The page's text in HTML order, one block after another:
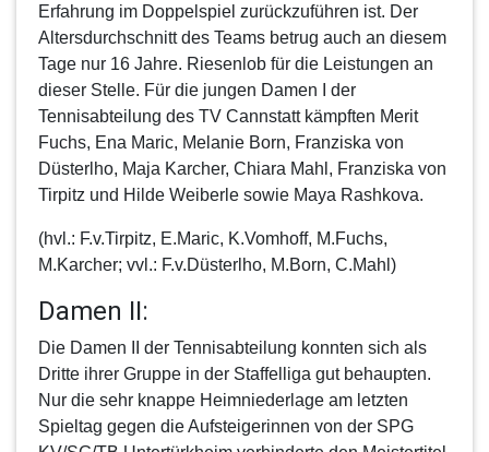
Erfahrung im Doppelspiel zurückzuführen ist. Der
Altersdurchschnitt des Teams betrug auch an diesem
Tage nur 16 Jahre. Riesenlob für die Leistungen an
dieser Stelle. Für die jungen Damen I der
Tennisabteilung des TV Cannstatt kämpften Merit
Fuchs, Ena Maric, Melanie Born, Franziska von
Düsterlho, Maja Karcher, Chiara Mahl, Franziska von
Tirpitz und Hilde Weiberle sowie Maya Rashkova.
(hvl.: F.v.Tirpitz, E.Maric, K.Vomhoff, M.Fuchs,
M.Karcher; vvl.: F.v.Düsterlho, M.Born, C.Mahl)
Damen II:
Die Damen II
der Tennisabteilung konnten sich als
Dritte ihrer Gruppe in der Staffelliga gut behaupten.
Nur die sehr knappe Heimniederlage am letzten
Spieltag gegen die Aufsteigerinnen von der SPG